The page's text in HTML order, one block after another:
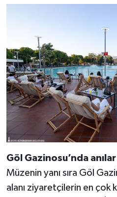
Göl Gazinosu’nda
Müzenin yanı sıra Göl
alanı ziyaretçilerin en çok